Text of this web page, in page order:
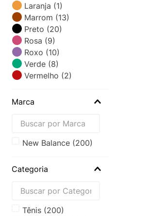
Laranja (1)
Marrom (13)
Preto (20)
Rosa (9)
Roxo (10)
Verde (8)
Vermelho (2)
Marca
new balance (200)
Categoria
Tênis (200)